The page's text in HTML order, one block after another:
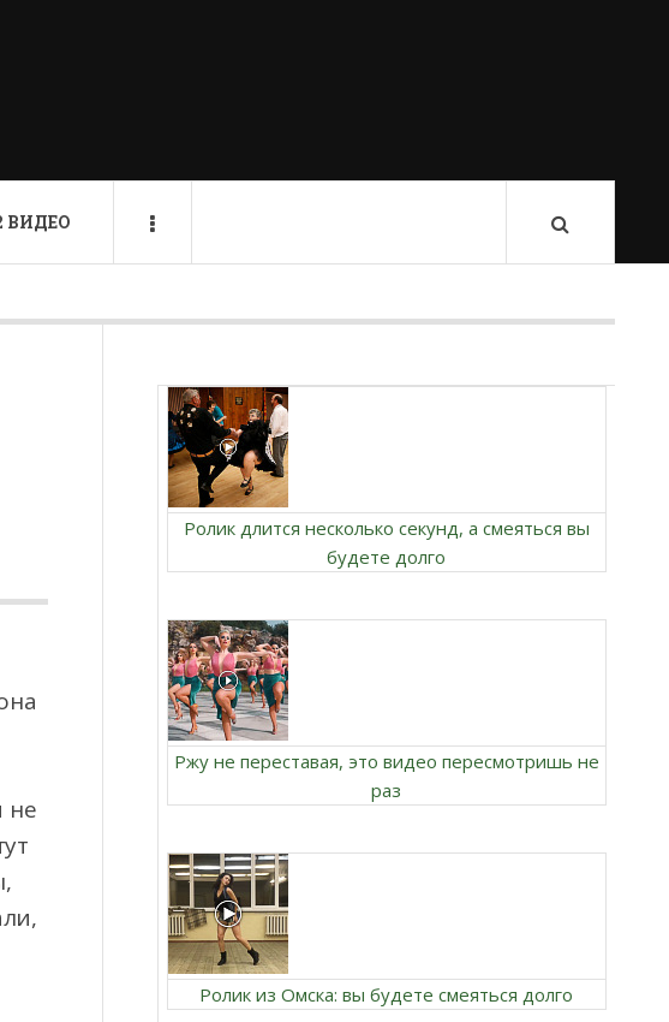
ВИДЕО
не
Ролик длится несколько секунд, а смеяться вы
будете долго
Ржу не переставая, это видео пересмотришь не
раз
Ролик из Омска: вы будете смеяться долго